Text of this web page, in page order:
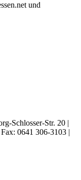
und
Schlosser-Str. 20 |
0641 306-3103 |